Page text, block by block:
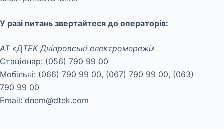
У разі питань звертайтеся до операторів:
АТ «ДТЕК Дніпровські електромережі»
Стаціонар: (056) 790 99 00
Мобільні: (066) 790 99 00, (067) 790 99 00, (063)
790 99 00
Email: dnem@dtek.com